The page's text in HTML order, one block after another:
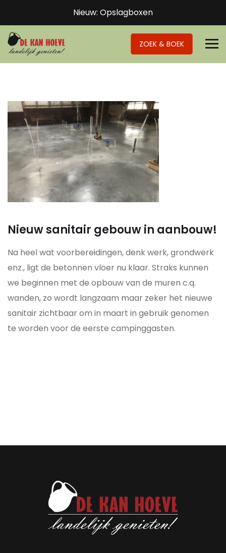
Nieuw: Opslagboxen
ZOEK & BOEK
Nieuw sanitair gebouw in aanbouw!
Na heel wat voorbereidingen, denk werk, grondwerk
enz., ligt de betonnen vloer nu klaar. Straks kunnen
we beginnen met de opbouw van de muren c.q.
wanden, zo wordt langzaam maar zeker het nieuwe
sanitair zichtbaar om in maart in gebruik genomen
te worden voor de eerste campinggasten.